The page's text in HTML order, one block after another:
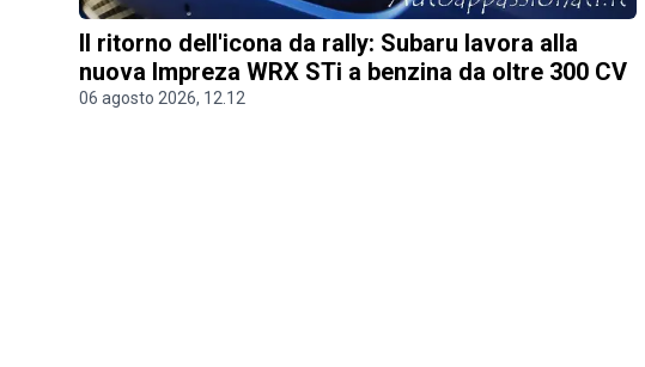
Il ritorno dell'icona da rally: Subaru lavora alla
nuova Impreza WRX STi a benzina da oltre 300 CV
06 agosto 2026, 12.12